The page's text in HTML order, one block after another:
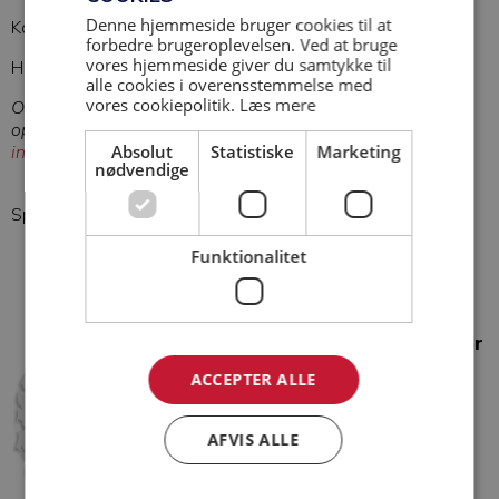
Kontroller venligst om vores firmanavn er:BASE as
Husk at påføre fakturaen sagsnr., sagsnavn og artsnr.
OBS! Vær opmærksom på, at kontoudtog, underbilag,
opgørelse til faktura eller lignende skal sendes til
info@base-as.dk
Spørgsmål, kontakt Henriette i dag på tlf. 22 32 59 71
Kontakt en af vores afdelinger
+45 76 28 60 00
info@base-as.dk
CVR: 45998169
Horsens:
Denne hjemmeside bruger cookies til at
forbedre brugeroplevelsen. Ved at bruge
vores hjemmeside giver du samtykke til
alle cookies i overensstemmelse med
vores cookiepolitik. Læs mere
Absolut
nødvendige
Statistiske Marketing
Funktionalitet
ACCEPTER ALLE
AFVIS ALLE